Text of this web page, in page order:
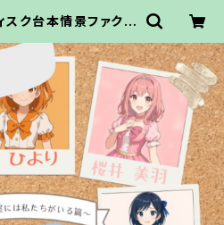
スク台本情景ファクト
】 | ココドル通販サイ